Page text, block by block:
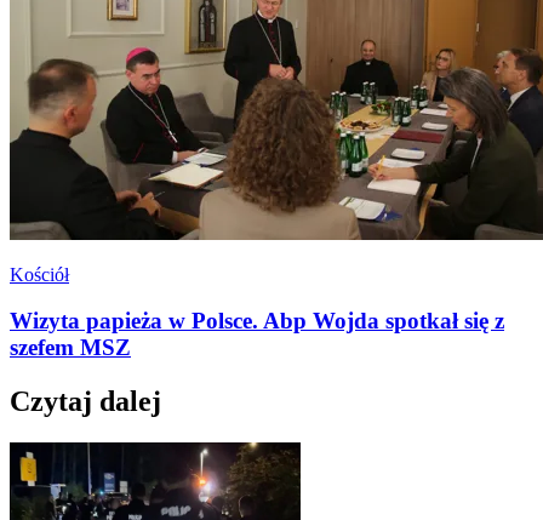
Kościół
Wizyta papieża w Polsce. Abp Wojda spotkał się z
szefem MSZ
Czytaj dalej